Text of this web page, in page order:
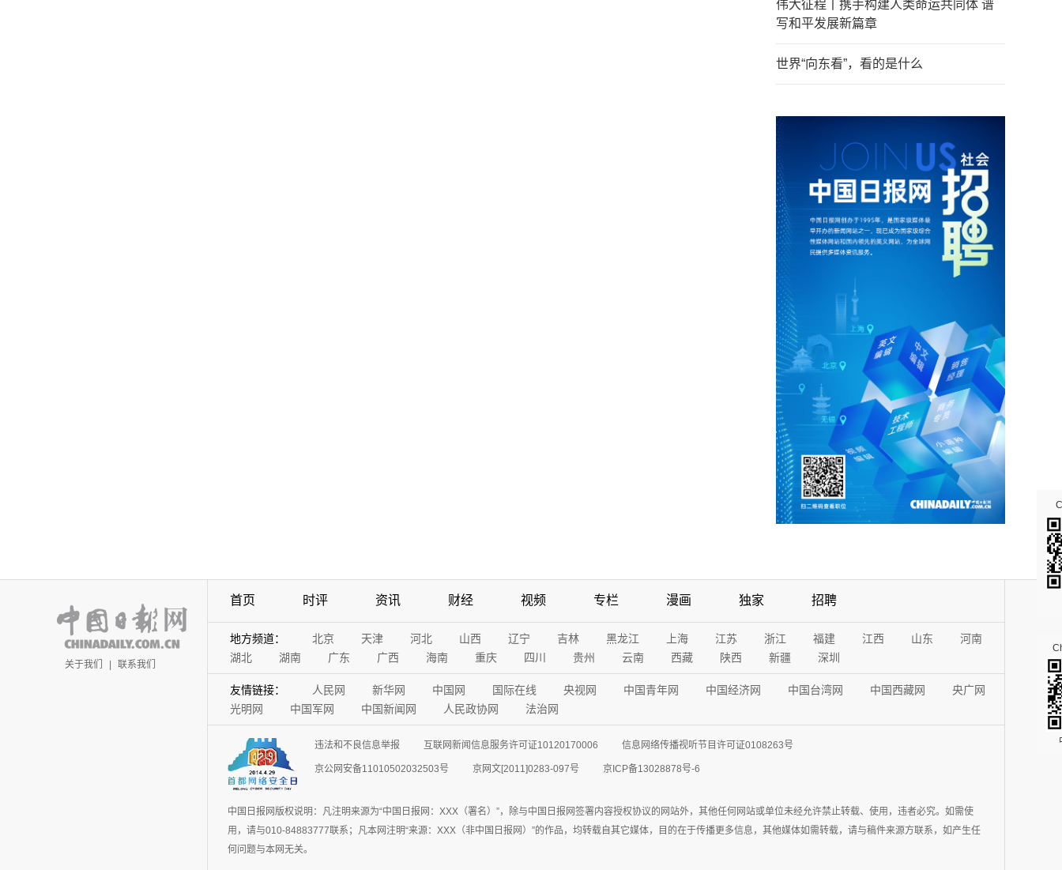
伟大征程丨携手构建人类命运共同体 谱
写和平发展新篇章
世界“向东看”，看的是什么
关于我们 | 联系我们
首页 时评 资讯 财经 视频 专栏 漫画 独家 招聘
地方频道： 北京 天津 河北 山西 辽宁 吉林 黑龙江 上海 江苏 浙江 福建 江西 山东
河南
湖北
湖南 广东 广西 海南 重庆 四川 贵州 云南 西藏 陕西 新疆 深圳
友情链接： 人民网 新华网 中国网 国际在线 央视网 中国青年网 中国经济网 中国台湾网 中国西藏网
央广网
光明网
中国军网 中国新闻网 人民政协网 法治网
违法和不良信息举报 互联网新闻信息服务许可证10120170006 信息网络传播视听节目许可证0108263号
京公网安备11010502032503号 京网文[2011]0283-097号 京ICP备13028878号-6
中国日报网版权说明：凡注明来源为“中国日报网：XXX（署名）”，除与中国日报网签署内容授权协议的网站外，其他任何网站或单位未经允许禁止转载、使用，违者必究。如需使
用，请与010-84883777联系；凡本网注明“来源：XXX（非中国日报网）”的作品，均转载自其它媒体，目的在于传播更多信息，其他媒体如需转载，请与稿件来源方联系，如产生任
何问题与本网无关。